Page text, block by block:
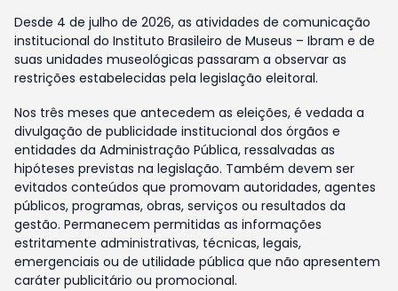
Desde 4 de julho de 2026, as atividades de comunicação
institucional do Instituto Brasileiro de Museus – Ibram e de
suas unidades museológicas passaram a observar as
restrições estabelecidas pela legislação eleitoral.
Nos três meses que antecedem as eleições, é vedada a
divulgação de publicidade institucional dos órgãos e
entidades da Administração Pública, ressalvadas as
hipóteses previstas na legislação. Também devem ser
evitados conteúdos que promovam autoridades, agentes
públicos, programas, obras, serviços ou resultados da
gestão. Permanecem permitidas as informações
estritamente administrativas, técnicas, legais,
emergenciais ou de utilidade pública que não apresentem
caráter publicitário ou promocional.